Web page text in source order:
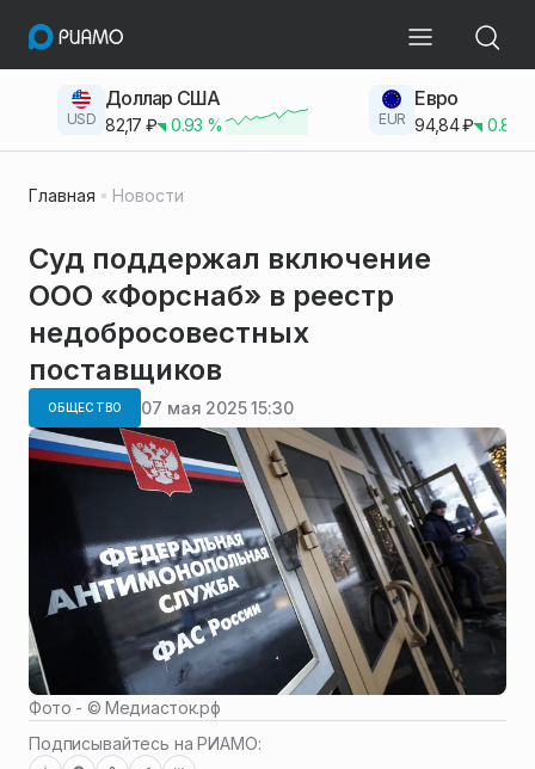
USD
Доллар США
82,17 ₽ 0.93 % EUR
Евро
94,84₽ 0.83
Главная Новости
Суд поддержал включение
ООО «Форснаб» в реестр
недобросовестных
поставщиков
ОБЩЕСТВО 07 мая 2025 15:30
Фото - ©Медиасток.рф
Подписывайтесь на РИАМО: